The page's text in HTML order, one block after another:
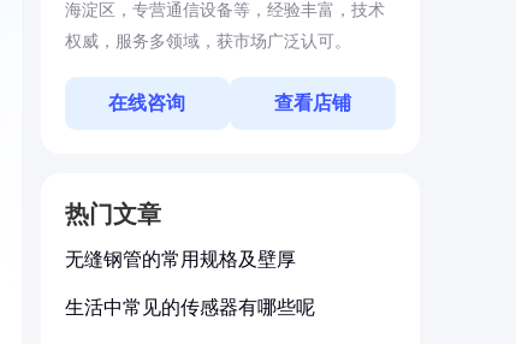
海淀区，专营通信设备等，经验丰富，技术
权威，服务多领域，获市场广泛认可。
在线咨询 查看店铺
热门文章
无缝钢管的常用规格及壁厚
生活中常见的传感器有哪些呢